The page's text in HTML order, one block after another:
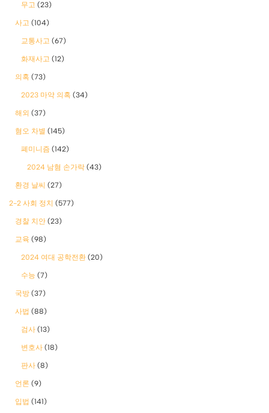
무고 (23)
사고 (104)
교통사고 (67)
화재사고 (12)
의혹 (73)
2023 마약 의혹 (34)
해외 (37)
혐오 차별 (145)
폐미니즘 (142)
2024 남혐 손가락 (43)
환경 날씨 (27)
2-2 사회 정치 (577)
경찰 치안 (23)
교육 (98)
2024 여대 공학전환 (20)
수능 (7)
국방 (37)
사법 (88)
검사 (13)
변호사 (18)
판사 (8)
언론 (9)
입법 (141)